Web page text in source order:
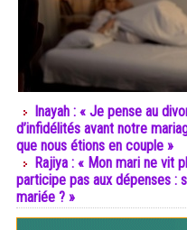
Inayah : « Je pense au
d’infidélités avant notre
que nous étions en couple »
Rajiya : « Mon mari ne vit
participe pas aux dépenses :
mariée ? »